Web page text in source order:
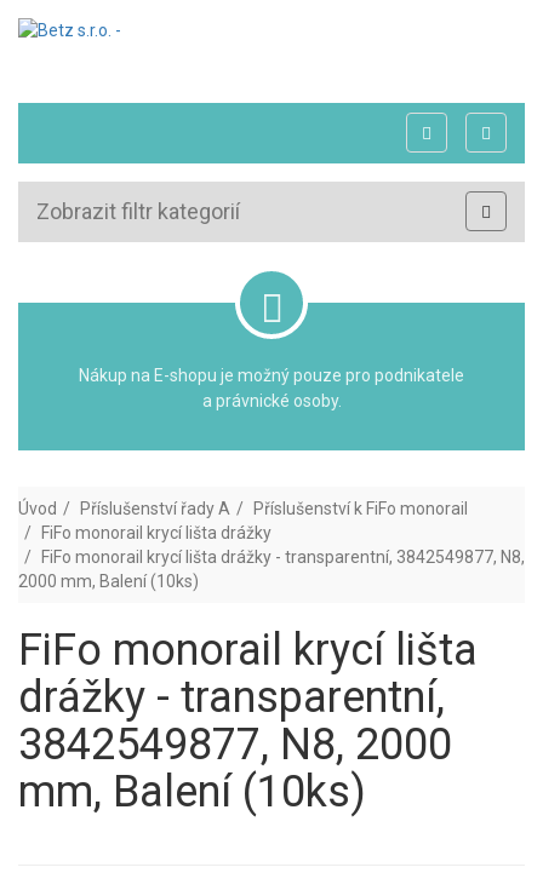
Zobrazit filtr kategorií
Nákup na E-shopu je možný pouze pro podnikatele
a právnické osoby.
Úvod Příslušenství řady A
Příslušenství k FiFo monorail
FiFo monorail krycí lišta drážky
FiFo monorail krycí lišta drážky - transparentní, 3842549877, N8,
2000 mm, Balení (10ks)
FiFo monorail krycí lišta
drážky - transparentní,
3842549877, N8, 2000
mm, Balení (10ks)